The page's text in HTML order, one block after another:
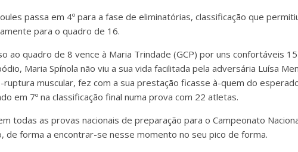
passa em 4º para a fase de eliminatórias, classificação que
para o quadro de 16.
ao quadro de 8 vence à Maria Trindade (GCP) por uns confortáveis
Maria Spínola não viu a sua vida facilitada pela adversária Luísa
ruptura muscular, fez com a sua prestação ficasse à-quem do
em 7º na classificação final numa prova com 22 atletas.
todas as provas nacionais de preparação para o Campeonato
de forma a encontrar-se nesse momento no seu pico de forma.